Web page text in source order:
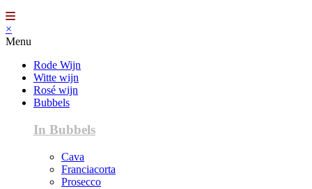
×
Menu
Rode Wijn
Witte wijn
Rosé wijn
Bubbels
In Bubbels
Cava
Franciacorta
Prosecco